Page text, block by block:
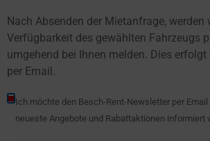
Nach Absenden der Mietanfrage, werden
Verfügbarkeit des gewählten Fahrzeugs
umgehend bei Ihnen melden. Dies
per Email.
Ich möchte den Besch-Rent-Newsletter per
neueste Angebote und Rabattaktionen informiert